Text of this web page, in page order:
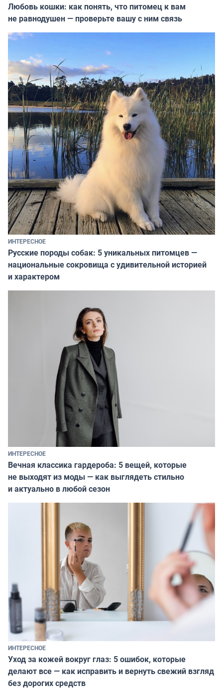
Любовь кошки: как понять, что питомец к вам
не равнодушен — проверьте вашу с ним связь
ИНТЕРЕСНОЕ
Русские породы собак: 5 уникальных питомцев —
национальные сокровища с удивительной историей
и характером
ИНТЕРЕСНОЕ
Вечная классика гардероба: 5 вещей, которые
не выходят из моды — как выглядеть стильно
и актуально в любой сезон
ИНТЕРЕСНОЕ
Уход за кожей вокруг глаз: 5 ошибок, которые
делают все — как исправить и вернуть свежий взгляд
без дорогих средств